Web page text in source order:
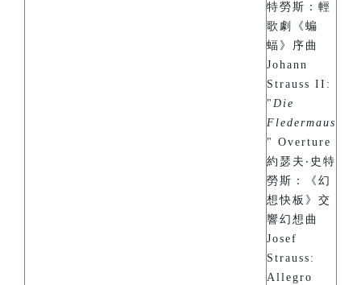
特勞斯：輕
歌劇《蝙
蝠》序曲
Johann
Strauss II:
" Die
Fledermaus
" Overture
約瑟夫‧史特
勞斯：《幻
想快板》交
響幻想曲
Josef
Strauss:
Allegro